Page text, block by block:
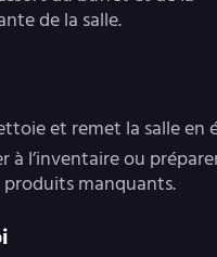
de la salle.
et remet la salle en
à l’inventaire ou
manquants.